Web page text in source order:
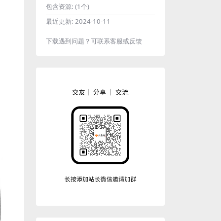
包含资源: (1个)
最近更新: 2024-10-11
下载遇到问题？可联系客服或反馈